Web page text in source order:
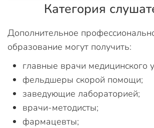
Категория
Дополнительное
образование могут получить:
главные врачи медицинского
фельдшеры скорой помощи;
заведующие лабораторией;
врачи-методисты;
фармацевты;